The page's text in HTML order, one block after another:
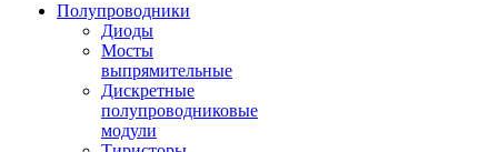
Полупроводники
Диоды
Мосты
выпрямительные
Дискретные
полупроводниковые
модули